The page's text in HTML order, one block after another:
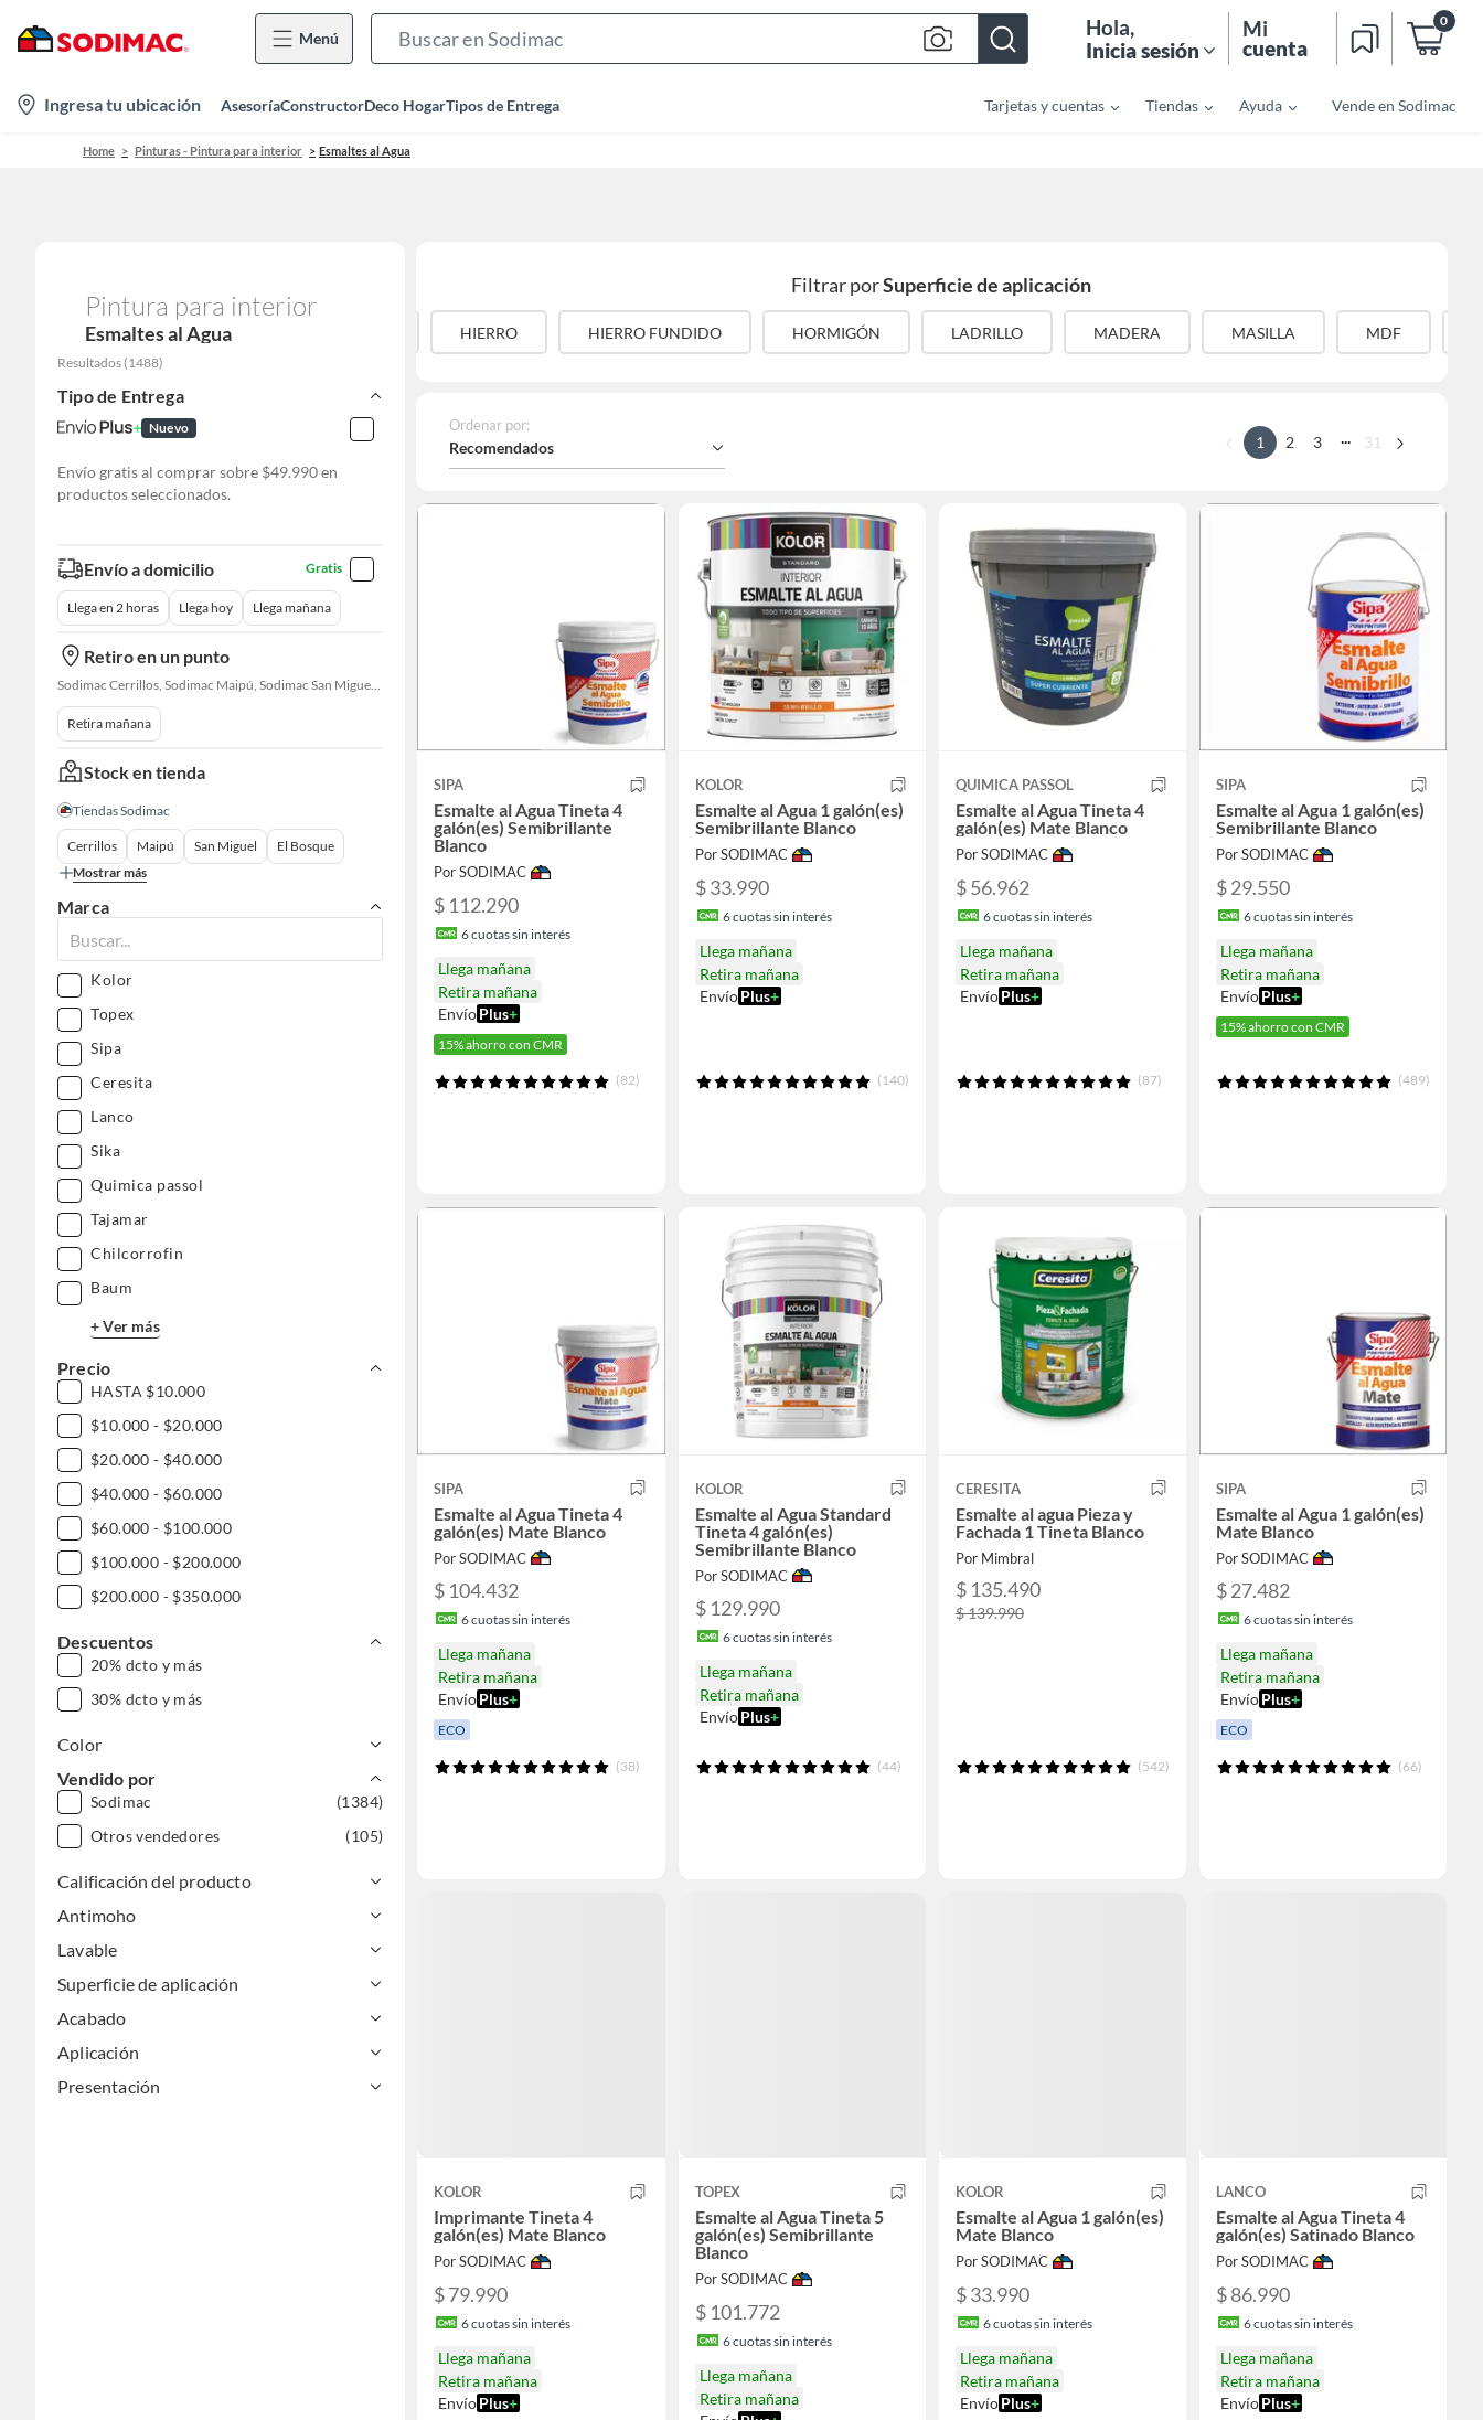
Menú
Bar
Hola,
Inicia sesión
Mi
cuenta
0
location-
icon
Ingresa tu ubicación AsesoríaConstructorDeco HogarTipos de Entrega Tarjetas y cuentas Tiendas Ayuda Vende en Sodimac
Home Pinturas - Pintura para interior Esmaltes al Agua
Pintura para interior
Esmaltes al Agua
Resultados (1488)
Tipo de Entrega
Nuevo
Envío gratis al comprar sobre $49.990 en
productos seleccionados.
Envío a domicilio Gratis
Llega en 2 horas Llega hoy Llega mañana
Retiro en un punto
Sodimac Cerrillos, Sodimac Maipú, Sodimac San Miguel, Sodimac El Bosque, Sodimac San Bernardo, Constructor Cantagallo, Sodimac Talagante, Sodimac San Fernando
Retira mañana
Stock en tienda
Tiendas Sodimac
Cerrillos Maipú San Miguel
El Bosque
Mostrar más
Marca
Kolor
Topex
Sipa
Ceresita
Lanco
Sika
Quimica passol
Tajamar
Chilcorrofin
Baum
+ Ver más
Precio
HASTA $10.000
$10.000 - $20.000
$20.000 - $40.000
$40.000 - $60.000
$60.000 - $100.000
$100.000 - $200.000
$200.000 - $350.000
Descuentos
20% dcto y más
30% dcto y más
Color
Vendido por
Sodimac
(1384)
Otros vendedores
(105)
Calificación del producto
Antimoho
Lavable
Superficie de aplicación
Acabado
Aplicación
Presentación
Filtrar porSuperficie de aplicación
FIBROCEMENTO HIERRO HIERRO FUNDIDO HORMIGÓN LADRILLO MADERA MASILLA MDF
Ordenar por:
Recomendados 1 2 3 ... 31
SIPA
Esmalte al Agua Tineta 4
galón(es) Semibrillante
Blanco
Por SODIMAC
$ 112.290
6cuotas sin interés
Llega mañana
Retira mañana
EnvíoPlus+
15% ahorro con CMR
(82)
KOLOR
Esmalte al Agua 1 galón(es)
Semibrillante Blanco
Por SODIMAC
$ 33.990
6cuotas sin interés
Llega mañana
Retira mañana
Envío Plus+
(140)
QUIMICA PASSOL
Esmalte al Agua Tineta 4
galón(es) Mate Blanco
Por SODIMAC
$ 56.962
6cuotas sin interés
Llega mañana
Retira mañana
EnvíoPlus+
(87)
SIPA
Esmalte al Agua 1 galón(es)
Semibrillante Blanco
Por SODIMAC
$ 29.550
6cuotas sin interés
Llega mañana
Retira mañana
EnvíoPlus+
15% ahorro con CMR
(489)
SIPA
Esmalte al Agua Tineta 4
galón(es) Mate Blanco
Por SODIMAC
$ 104.432
6cuotas sin interés
Llega mañana
Retira mañana
EnvíoPlus+
ECO
(38)
KOLOR
Esmalte al Agua Standard
Tineta 4 galón(es)
Semibrillante Blanco
Por SODIMAC
$ 129.990
6cuotas sin interés
Llega mañana
Retira mañana
Envío Plus+
(44)
CERESITA
Esmalte al agua Pieza y
Fachada 1 Tineta Blanco
Por Mimbral
$ 135.490
$ 139.990
(542)
SIPA
Esmalte al Agua 1 galón(es)
Mate Blanco
Por SODIMAC
$ 27.482
6cuotas sin interés
Llega mañana
Retira mañana
EnvíoPlus+
ECO
(66)
KOLOR
Imprimante Tineta 4
galón(es) Mate Blanco
Por SODIMAC
$ 79.990
6cuotas sin interés
Llega mañana
Retira mañana
EnvíoPlus+
TOPEX
Esmalte al Agua Tineta 5
galón(es) Semibrillante
Blanco
Por SODIMAC
$ 101.772
6cuotas sin interés
Llega mañana
Retira mañana
KOLOR
Esmalte al Agua 1 galón(es)
Mate Blanco
Por SODIMAC
$ 33.990
6cuotas sin interés
Llega mañana
Retira mañana
EnvíoPlus+
LANCO
Esmalte al Agua Tineta 4
galón(es) Satinado Blanco
Por SODIMAC
$ 86.990
6cuotas sin interés
Llega mañana
Retira mañana
EnvíoPlus+